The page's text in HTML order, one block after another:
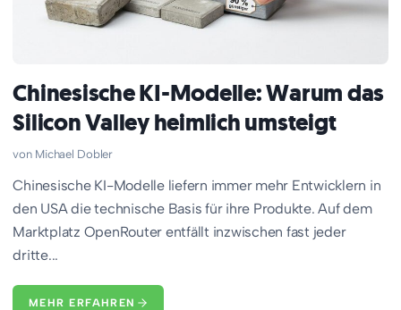
Chinesische KI-Modelle: Warum das
Silicon Valley heimlich umsteigt
Michael Dobler
Chinesische KI-Modelle liefern immer mehr Entwicklern in
den USA die technische Basis für ihre Produkte. Auf dem
Marktplatz OpenRouter entfällt inzwischen fast jeder
dritte...
MEHR ERFAHREN